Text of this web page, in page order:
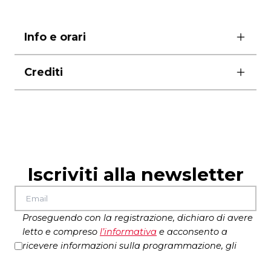
Info e orari
ore 21.00
giovedì ore 17.00
sabato ore 19.00
durata
due ore e 30 minuti con intervallo
La Cantata dei Pastori tra tradizione e
innovazione
Crediti
Iscriviti alla newsletter
Proseguendo con la registrazione, dichiaro di avere
letto e compreso l’informativa e acconsento a
ricevere informazioni sulla programmazione, gli